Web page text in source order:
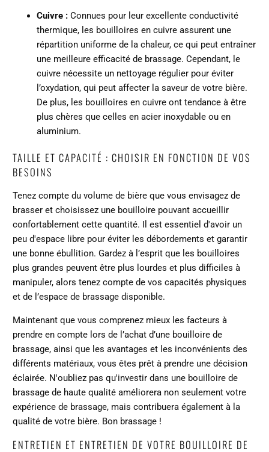
Cuivre : Connues pour leur excellente conductivité
thermique, les bouilloires en cuivre assurent une
répartition uniforme de la chaleur, ce qui peut entraîner
une meilleure efficacité de brassage. Cependant, le
cuivre nécessite un nettoyage régulier pour éviter
l’oxydation, qui peut affecter la saveur de votre bière.
De plus, les bouilloires en cuivre ont tendance à être
plus chères que celles en acier inoxydable ou en
aluminium.
TAILLE ET CAPACITÉ : CHOISIR EN FONCTION DE VOS
BESOINS
Tenez compte du volume de bière que vous envisagez de
brasser et choisissez une bouilloire pouvant accueillir
confortablement cette quantité. Il est essentiel d'avoir un
peu d'espace libre pour éviter les débordements et garantir
une bonne ébullition. Gardez à l’esprit que les bouilloires
plus grandes peuvent être plus lourdes et plus difficiles à
manipuler, alors tenez compte de vos capacités physiques
et de l’espace de brassage disponible.
Maintenant que vous comprenez mieux les facteurs à
prendre en compte lors de l’achat d’une bouilloire de
brassage, ainsi que les avantages et les inconvénients des
différents matériaux, vous êtes prêt à prendre une décision
éclairée. N'oubliez pas qu'investir dans une bouilloire de
brassage de haute qualité améliorera non seulement votre
expérience de brassage, mais contribuera également à la
qualité de votre bière. Bon brassage !
ENTRETIEN ET ENTRETIEN DE VOTRE BOUILLOIRE DE